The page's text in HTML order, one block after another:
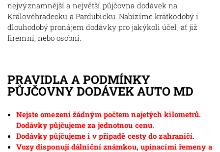
nejvýznamnější a největší půjčovna dodávek na
Královéhradecku a Pardubicku. Nabízíme krátkodobý i
dlouhodobý pronájem dodávky pro jakýkoli účel, ať již
firemní, nebo osobní.
PRAVIDLA A PODMÍNKY
PŮJČOVNY DODÁVEK AUTO MD
Nejste omezeni žádným počtem najetých kilometrů.
Dodávky půjčujeme za jednotnou cenu.
Dodávky půjčujeme i v případě cesty do zahraničí.
Vozy disponují dálniční známkou, upínacími řemeny a